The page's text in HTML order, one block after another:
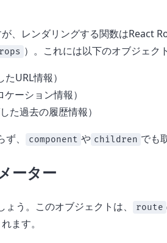
、レンダリングする関数はReact
）。これには以下のオブジェク
URL情報）
ーション情報）
た過去の履歴情報）
、 component や children でも
ーター
ょう。このオブジェクトは、 route
ます。